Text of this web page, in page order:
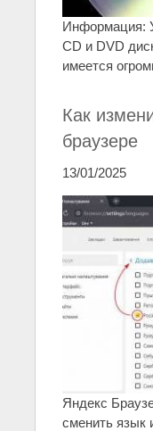
Информация:
CD и DVD
имеется
Как
браузере
13/01/2025
Яндекс
сменить язык